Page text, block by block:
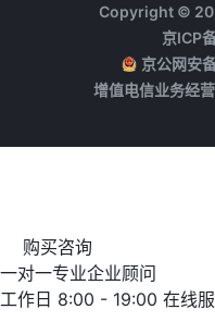
Copyright ©
京ICP
京公网安
增值电信业务经
购买咨询
一对一专业企业顾问
工作日 8:00 - 19:00 在线